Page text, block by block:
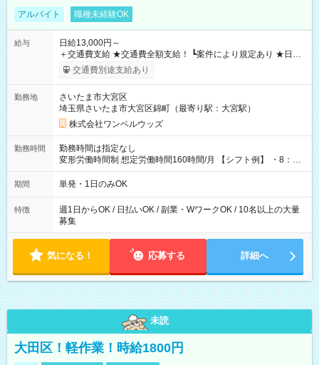
アルバイト 職種未経験OK
給与
日給13,000円～
＋交通費支給 ★交通費全額支給！ ┗案件により規定あり ★日払
いOK！（規定あり） ┗働いたその日に現金GET♪ お仕事後はコ
ンビニATMから 日払い分を引き落とせます！ 【試用期間】試
交通費別途支給あり
勤務地
さいたま市大宮区
埼玉県さいたま市大宮区錦町（最寄り駅：大宮駅）
株式会社ワンベルウッズ
勤務時間
勤務時間は指定なし
変形労働時間制 想定労働時間160時間/月 【シフト例】 ・8：00
～21：00
期間 単発・1日のみOK
特徴
週1日からOK / 日払いOK / 副業・WワークOK / 10名以上の大量
募集
気になる！ 応募する 詳細へ
未読
大田区！軽作業！時給1800円